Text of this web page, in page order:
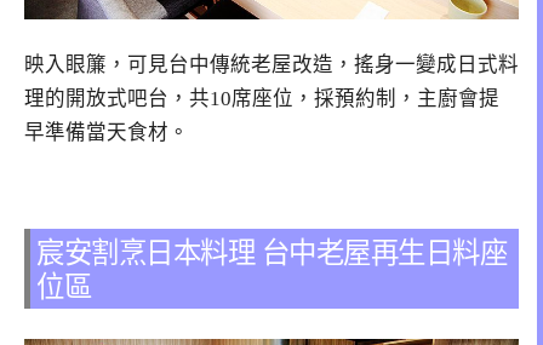
映入眼簾，可見台中傳統老屋改造，搖身一變成日式料
理的開放式吧台，共10席座位，採預約制，主廚會提
早準備當天食材。
宸安割烹日本料理 台中老屋再生日料座
位區